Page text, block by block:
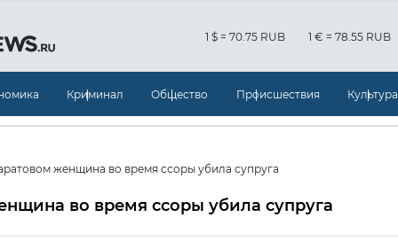
1 $ = 70.75 RUB 1 € = 78.55 RUB
Криминал Общество Происшествия Культура
женщина во время ссоры убила супруга
во время ссоры убила супруга